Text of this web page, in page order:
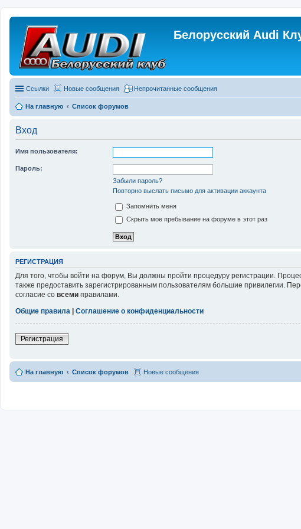
Белорусский Audi
Ссылки Новые сообщения Непрочитанные сообщения
На главную Список форумов
Вход
Имя пользователя:
Пароль:
Забыли пароль?
Повторно выслать письмо для активации аккаунта
Запомнить меня
Скрыть мое пребывание на форуме в этот раз
РЕГИСТРАЦИЯ
Для того, чтобы войти на форум, Вы должны пройти процедуру регистрации.
также предоставить зарегистрированным пользователям большие привилегии.
согласие со всеми правилами.
Общие правила | Соглашение о конфиденциальности
Регистрация
На главную Список форумов Новые сообщения